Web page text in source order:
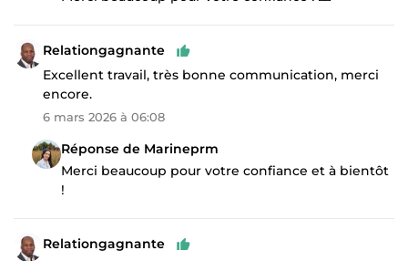
Relationgagnante
Excellent travail, très bonne communication, merci
encore.
6 mars 2026 à 06:08
Réponse de Marineprm
Merci beaucoup pour votre confiance et à bientôt
!
Relationgagnante